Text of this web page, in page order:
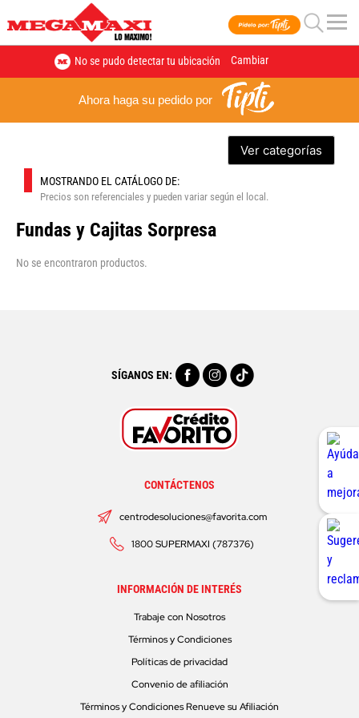
No se pudo detectar tu ubicación Cambiar
Ahora haga su pedido por
Ver categorías
MOSTRANDO EL CATÁLOGO DE:
Precios son referenciales y pueden variar según el local.
Fundas y Cajitas Sorpresa
No se encontraron productos.
SÍGANOS EN:
CONTÁCTENOS
centrodesoluciones@favorita.com
1800 SUPERMAXI (787376)
INFORMACIÓN DE INTERÉS
Trabaje con Nosotros
Términos y Condiciones
Políticas de privacidad
Convenio de afiliación
Términos y Condiciones Renueve su Afiliación